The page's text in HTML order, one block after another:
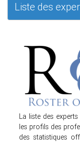
Liste des
La liste des
les profils des
des statistiques